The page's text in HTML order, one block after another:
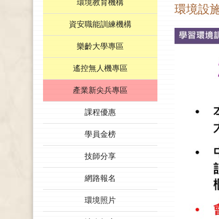
環境教育機構
資安職能訓練機構
樂齡大學專區
遙控無人機專區
產業新尖兵專區
課程優惠
學員金榜
技師分享
網路報名
環境照片
環境設